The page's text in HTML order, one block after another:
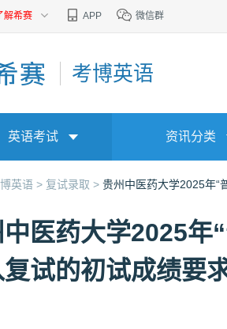
解希赛 APP 微信群
考博英语
英语考试 资讯分类
英语 > 复试录取 > 贵州中医药大学2025年“
医药大学2025年
复试的初试成绩要